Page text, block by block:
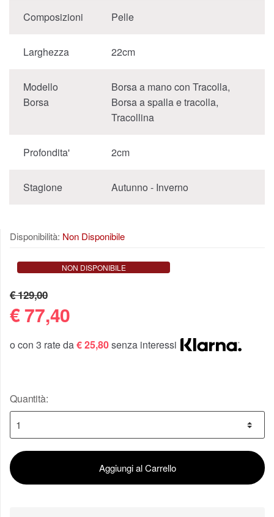
Composizioni Pelle
Larghezza 22cm
Modello
Borsa
Borsa a mano con Tracolla,
Borsa a spalla e tracolla,
Tracollina
Profondita' 2cm
Stagione Autunno - Inverno
Disponibilità: Non Disponibile
NON DISPONIBILE
€ 129,00
€77,40
o con 3 rate da€ 25,80senza interessi
Quantità:
Aggiungi al Carrello